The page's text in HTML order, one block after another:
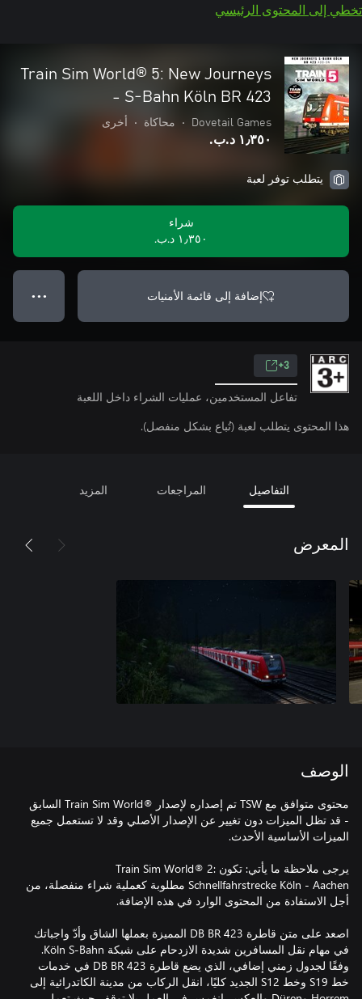
تخطي إلى المحتوى الرئيسي
Train Sim World® 5: New Journeys
- S-Bahn Köln BR 423
Dovetail Games
• محاكاة • أخرى
١٫٣٥٠ د.ب.‏
يتطلب توفر لعبة
شراء
١٫٣٥٠ د.ب.‏
إضافة إلى قائمة الأمنيات ● ● ●
3+
تفاعل المستخدمين، عمليات الشراء داخل اللعبة
هذا المحتوى يتطلب لعبة (تُباع بشكل منفصل).
التفاصيل المراجعات المزيد
المعرض
الوصف
محتوى متوافق مع TSW تم إصداره لإصدار ®Train Sim World السابق
- قد تظل الميزات دون تغيير عن الإصدار الأصلي وقد لا تستعمل جميع
يرجى ملاحظة ما يأتي: تكون Train Sim World® 2:
Schnellfahrstrecke Köln - Aachen مطلوبة كعملية شراء منفصلة، من
اصعد على متن قاطرة DB BR 423 المميزة بعملها الشاق وأدّ واجباتك
في مهام نقل المسافرين شديدة الازدحام على شبكة Köln S-Bahn.
وفقًا لجدول زمني إضافي، الذي يضع قاطرة DB BR 423 في خدمات
خط S19 وخط S12 الجديد كليًا، انقل الركاب من مدينة الكاتدرائية إلى